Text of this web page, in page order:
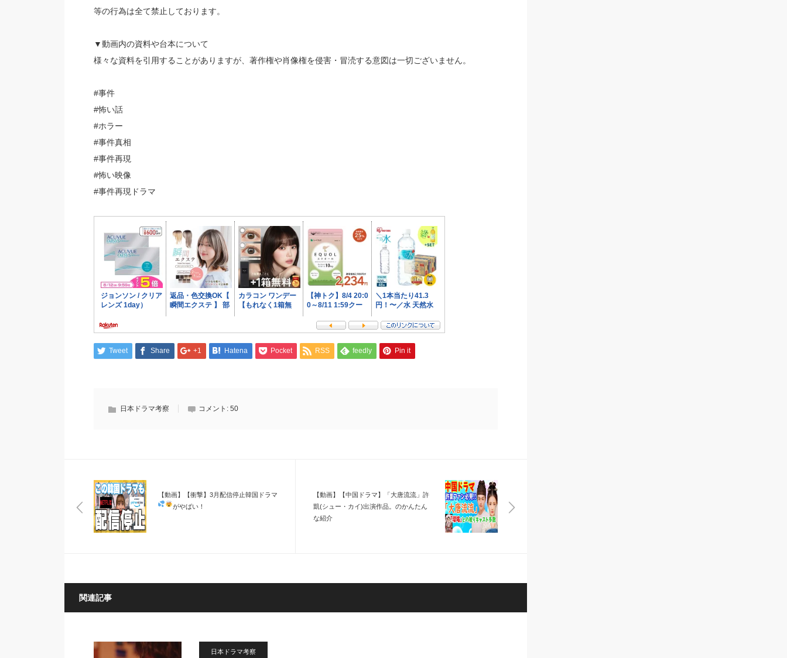
等の行為は全て禁止しております。
▼動画内の資料や台本について
様々な資料を引用することがありますが、著作権や肖像権を侵害・冒涜する意図は一切ございません。
#事件
#怖い話
#ホラー
#事件真相
#事件再現
#怖い映像
#事件再現ドラマ
Tweet Share +1 Hatena Pocket RSS feedly Pin it
日本ドラマ考察 コメント: 50
【動画】【衝撃】3月配信停止韓国ドラマ
がやばい！
【動画】【中国ドラマ】「大唐流流」許
凱(シュー・カイ)出演作品。のかんたん
な紹介
関連記事
日本ドラマ考察